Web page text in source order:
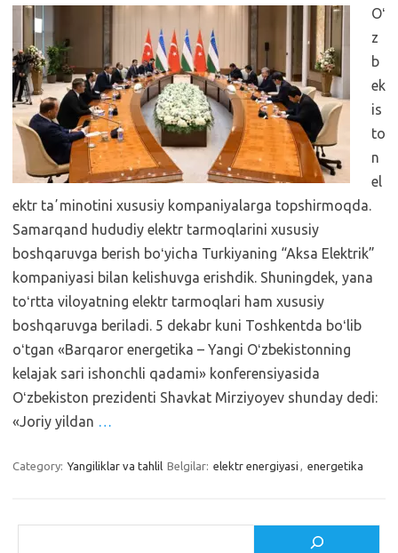
Oʻ
z
b
ek
is
to
n
el
ektr taʼminotini xususiy kompaniyalarga topshirmoqda.
Samarqand hududiy elektr tarmoqlarini xususiy
boshqaruvga berish boʻyicha Turkiyaning “Aksa Elektrik”
kompaniyasi bilan kelishuvga erishdik. Shuningdek, yana
toʻrtta viloyatning elektr tarmoqlari ham xususiy
boshqaruvga beriladi. 5 dekabr kuni Toshkentda boʻlib
oʻtgan «Barqaror energetika – Yangi Oʻzbekistonning
kelajak sari ishonchli qadami» konferensiyasida
Oʻzbekiston prezidenti Shavkat Mirziyoyev shunday dedi:
«Joriy yildan …
Category: Yangiliklar va tahlil Belgilar: elektr energiyasi , energetika